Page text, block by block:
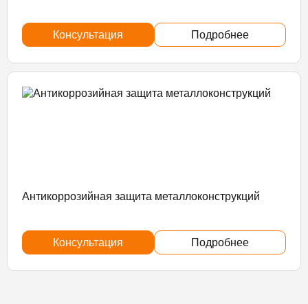
Консультация Подробнее
Антикоррозийная защита металлоконструкций
Консультация Подробнее